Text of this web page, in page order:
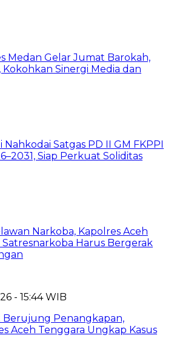
Medan Gelar Jumat Barokah,
Sinergi Media dan
Satgas PD II GM FKPPI
Siap Perkuat Soliditas
Narkoba, Kapolres Aceh
Satresnarkoba Harus Bergerak
- 15:44 WIB
Berujung Penangkapan,
Aceh Tenggara Ungkap Kasus